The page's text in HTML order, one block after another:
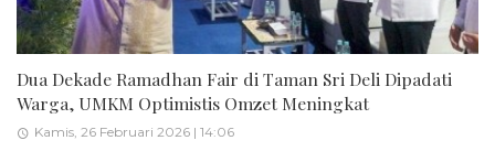
Dua Dekade Ramadhan Fair di Taman Sri Deli Dipadati
Warga, UMKM Optimistis Omzet Meningkat
Kamis, 26 Februari 2026 | 14:06